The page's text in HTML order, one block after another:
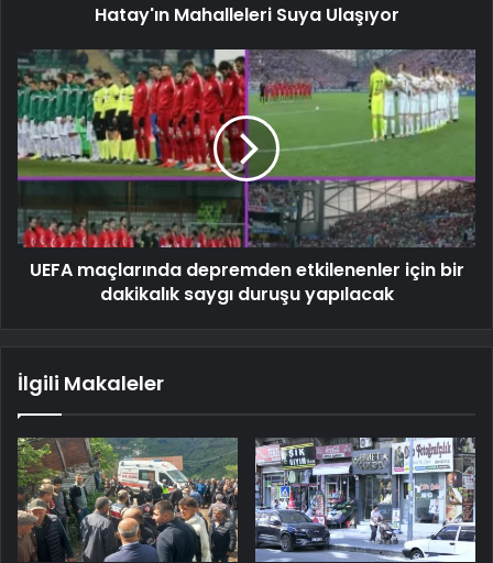
Hatay'ın Mahalleleri Suya Ulaşıyor
UEFA maçlarında depremden etkilenenler için bir
dakikalık saygı duruşu yapılacak
İlgili Makaleler